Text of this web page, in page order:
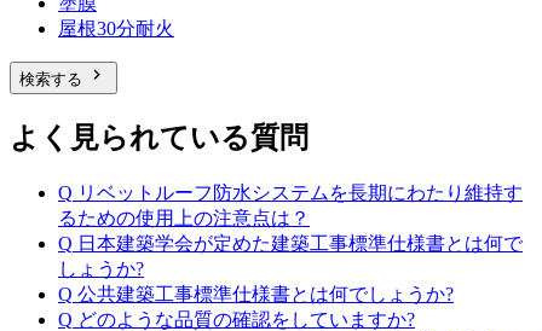
屋根30分耐火
検索する chevron_right
よく見られている質問
Q リベットルーフ防水システムを長期にわたり維持す
るための使用上の注意点は？
Q 日本建築学会が定めた建築工事標準仕様書とは何で
しょうか?
Q 公共建築工事標準仕様書とは何でしょうか?
Q どのような品質の確認をしていますか?